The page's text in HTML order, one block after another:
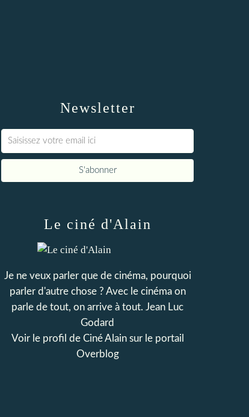
Newsletter
Le ciné d'Alain
Je ne veux parler que de cinéma, pourquoi
parler d'autre chose ? Avec le cinéma on
parle de tout, on arrive à tout. Jean Luc
Godard
Voir le profil de Ciné Alainsur le portail
Overblog